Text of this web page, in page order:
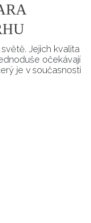
Jejich kvalita
očekávají
je v současnosti